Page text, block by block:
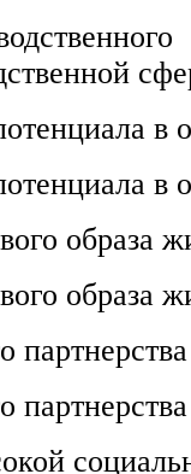
образа
образа